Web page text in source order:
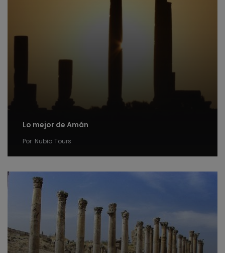
Lo mejor de Amán
Por Nubia Tours